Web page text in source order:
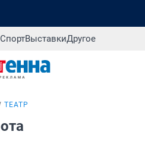
СпортВыставкиДругое
ТЕАТР